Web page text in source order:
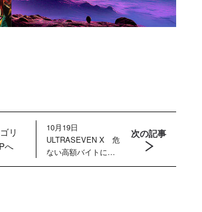
リ
へ
10月19日
ULTRASEVEN X 危
ない高額バイトに若
者が殺到！ 暗躍す
次の記事